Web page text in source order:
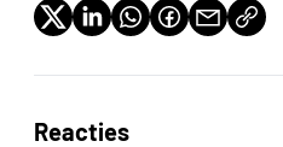
Reacties